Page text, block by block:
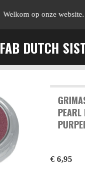
FAB DUTCH
Welkom op onze website.
€ 6,95